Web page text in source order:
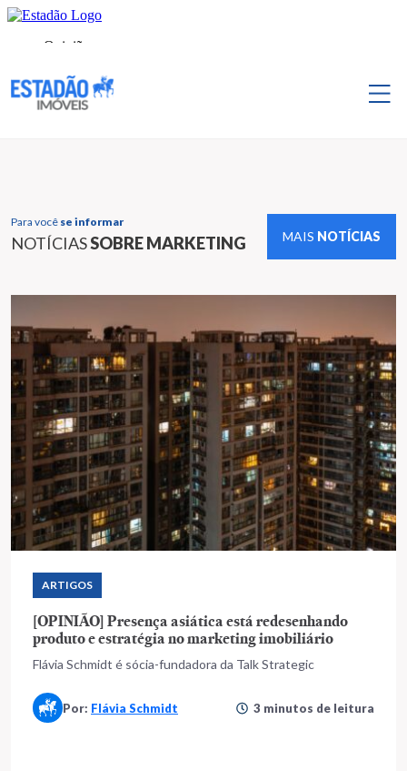
Para você se informar
NOTÍCIASSOBRE MARKETING MAIS NOTÍCIAS
ARTIGOS
[OPINIÃO] Presença asiática está redesenhando
produto e estratégia no marketing imobiliário
Flávia Schmidt é sócia-fundadora da Talk Strategic
Por: Flávia Schmidt 3 minutos de leitura